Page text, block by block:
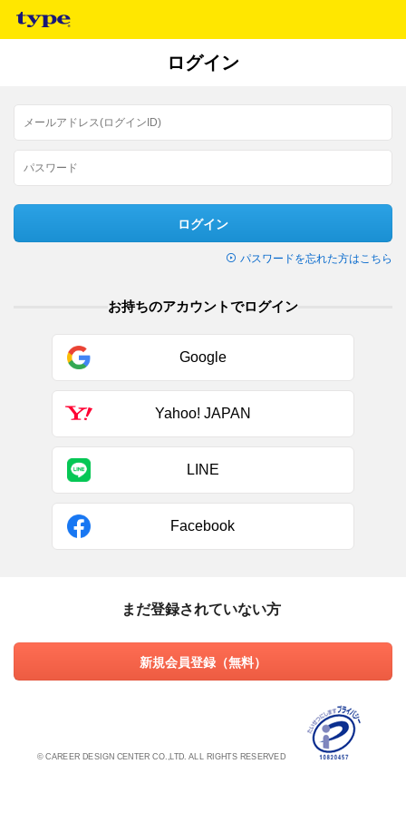
ログイン
ログイン
パスワードを忘れた方はこちら
お持ちのアカウントでログイン
Google
Yahoo! JAPAN
LINE
Facebook
まだ登録されていない方
新規会員登録（無料）
© CAREER DESIGN CENTER CO.,LTD. ALL RIGHTS RESERVED